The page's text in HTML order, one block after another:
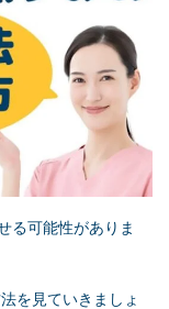
る可能性がありま
を見ていきましょ